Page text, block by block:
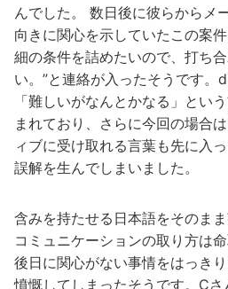
んでした。 数日後に彼らからメ
向きに関心を示していたこの案
細の条件を詰めたいので、打ち
い。”と連絡が入ったそうです
「難しいがなんとかなる」とい
まれており、さらに今回の場合
ィブに受け取れる言葉も先に入
誤解を生んでしまいました。
含みを持たせる日本語をそのま
コミュニケーションの取り方は
後日に関心がない事情をはっき
憤慨してしまったそうです。C